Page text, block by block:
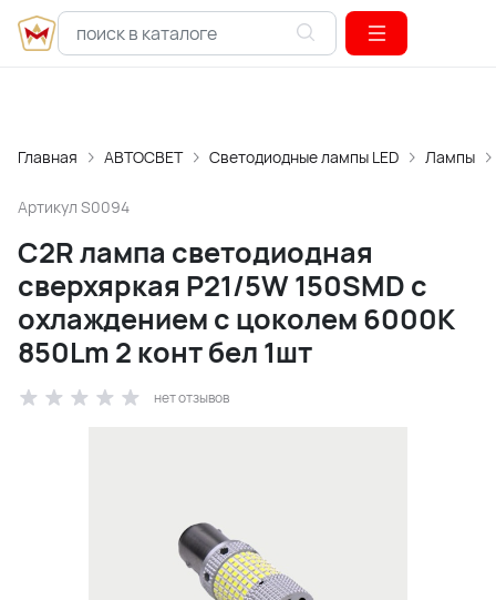
Главная АВТОСВЕТ Светодиодные лампы LED Лампы
Артикул S0094
C2R лампа светодиодная
сверхяркая P21/5W 150SMD с
охлаждением c цоколем 6000K
850Lm 2 конт бел 1шт
нет отзывов